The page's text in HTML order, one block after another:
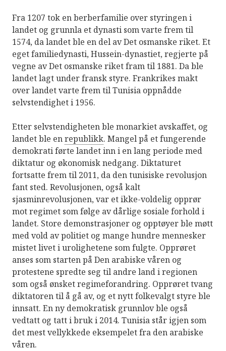
Fra 1207 tok en berberfamilie over styringen i
landet og grunnla et dynasti som varte frem til
1574, da landet ble en del av Det osmanske riket. Et
eget familiedynasti, Hussein-dynastiet, regjerte på
vegne av Det osmanske riket fram til 1881. Da ble
landet lagt under fransk styre. Frankrikes makt
over landet varte frem til Tunisia oppnådde
selvstendighet i 1956.
Etter selvstendigheten ble monarkiet avskaffet, og
landet ble enrepublikk. Mangel på et fungerende
demokrati førte landet inn i en lang periode med
diktatur og økonomisk nedgang. Diktaturet
fortsatte frem til 2011, da den tunisiske revolusjon
fant sted. Revolusjonen, også kalt
sjasminrevolusjonen, var et ikke-voldelig opprør
mot regimet som følge av dårlige sosiale forhold i
landet. Store demonstrasjoner og opptøyer ble møtt
med vold av politiet og mange hundre mennesker
mistet livet i urolighetene som fulgte. Opprøret
anses som starten på Den arabiske våren og
protestene spredte seg til andre land i regionen
som også ønsket regimeforandring. Opprøret tvang
diktatoren til å gå av, og et nytt folkevalgt styre ble
innsatt. En ny demokratisk grunnlov ble også
vedtatt og tatt i bruk i 2014. Tunisia står igjen som
det mest vellykkede eksempelet fra den arabiske
våren.